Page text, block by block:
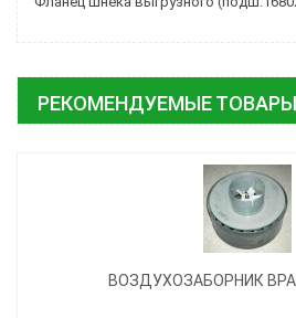
РЕКОМЕНДУЕМЫЕ ТОВАРЫ
ВОЗДУХОЗАБОРНИК